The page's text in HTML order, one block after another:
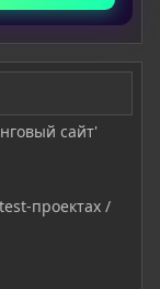
сайт'
проектах /